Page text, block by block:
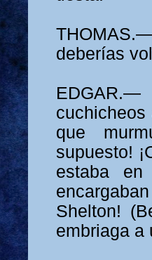
deberías
que
supuesto!
estaba
Shelton!
embriaga a